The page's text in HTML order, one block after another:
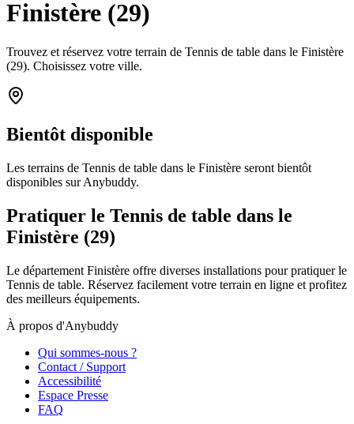
Finistère (29)
Trouvez et réservez votre terrain de Tennis de table dans le Finistère
(29). Choisissez votre ville.
Bientôt disponible
Les terrains de Tennis de table dans le Finistère seront bientôt
disponibles sur Anybuddy.
Pratiquer le Tennis de table dans le
Finistère (29)
Le département Finistère offre diverses installations pour pratiquer le
Tennis de table. Réservez facilement votre terrain en ligne et profitez
des meilleurs équipements.
À propos d'Anybuddy
Qui sommes-nous ?
Contact / Support
Accessibilité
Espace Presse
FAQ